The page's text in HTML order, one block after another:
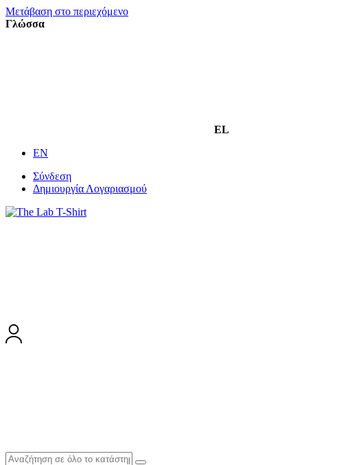
Μετάβαση στο περιεχόμενο
Γλώσσα
EL
EN
Σύνδεση
Δημιουργία Λογαριασμού